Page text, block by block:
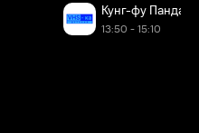
Кунг-фу Панда-3
13:50 - 15:10